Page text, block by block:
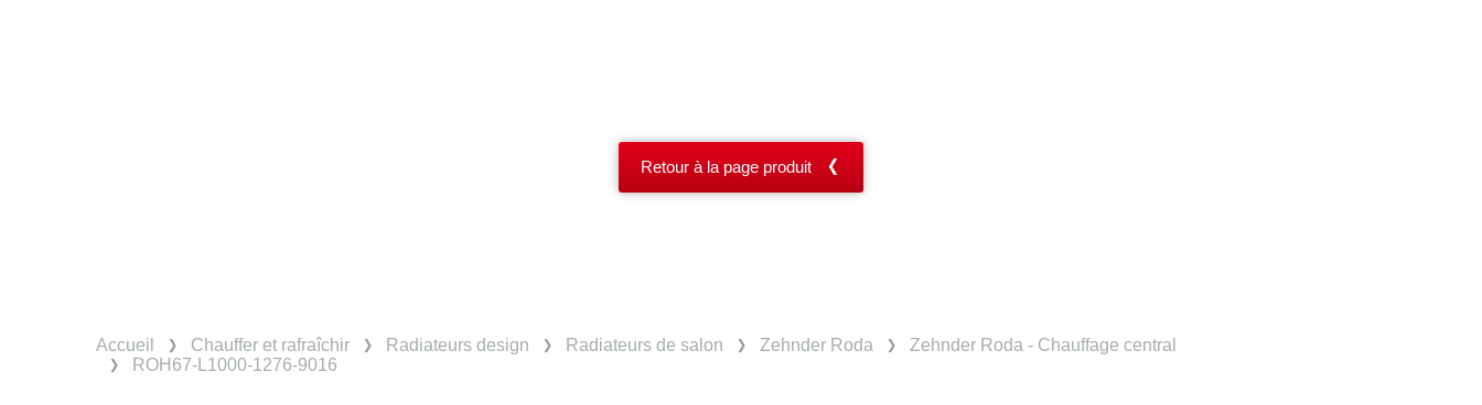
Retour à la page produit
Accueil Chauffer et rafraîchir Radiateurs design Radiateurs de salon Zehnder Roda
Zehnder Roda - Chauffage central
ROH67-L1000-1276-9016